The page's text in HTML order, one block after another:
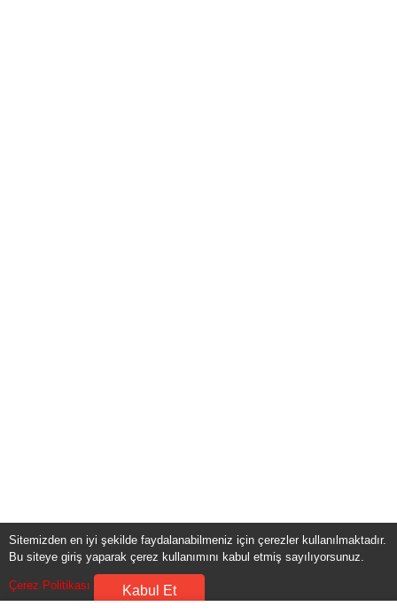
Sitemizden en iyi şekilde faydalanabilmeniz için çerezler kullanılmaktadır.
Bu siteye giriş yaparak çerez kullanımını kabul etmiş sayılıyorsunuz.
Çerez Politikası Kabul Et